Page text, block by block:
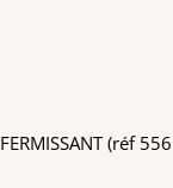
(réf